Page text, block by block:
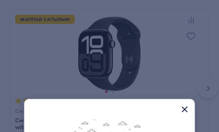
ЖАППАЙ САТЫЛЫМ
1 пікір
Смарт сағаттар
Смарт-часы Apple Watch Series 10 GPS 42mm Jet Black Al Case
with Black Sport Band - S/M